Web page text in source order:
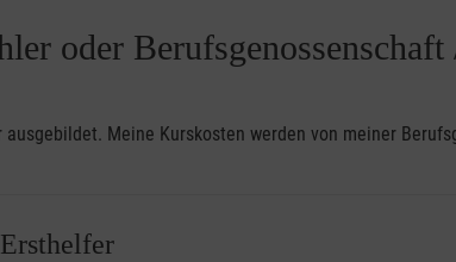
oder
Meine Kurskosten werden von meiner